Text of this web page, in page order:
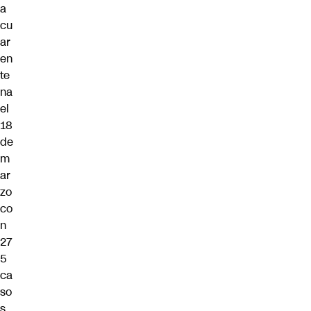
a
cu
ar
en
te
na
el
18
de
m
ar
zo
co
n
27
5
ca
so